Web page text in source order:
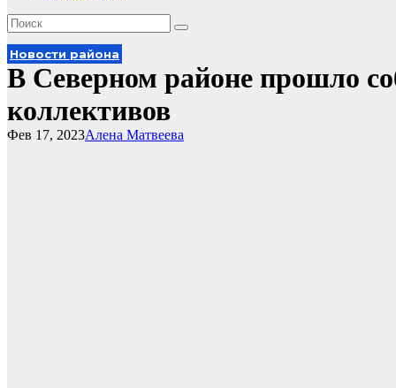
Новости района
В Северном районе прошло
коллективов
Алена Матвеева
Фев 17, 2023